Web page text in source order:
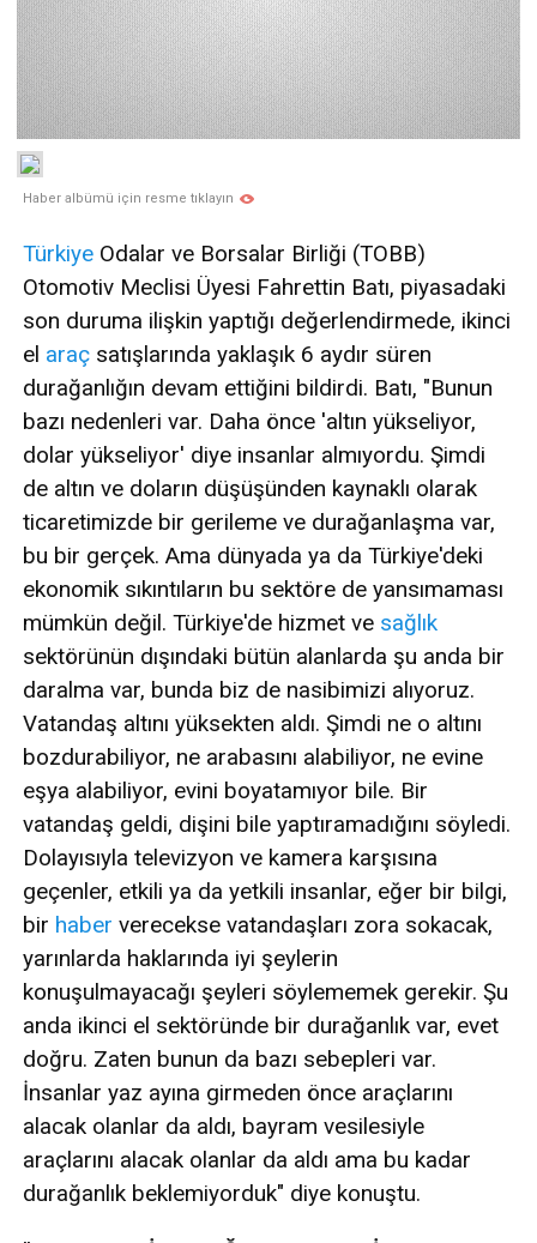
Haber albümü için resme tıklayın
Türkiye Odalar ve Borsalar Birliği (TOBB)
Otomotiv Meclisi Üyesi Fahrettin Batı, piyasadaki
son duruma ilişkin yaptığı değerlendirmede, ikinci
el araç satışlarında yaklaşık 6 aydır süren
durağanlığın devam ettiğini bildirdi. Batı, "Bunun
bazı nedenleri var. Daha önce 'altın yükseliyor,
dolar yükseliyor' diye insanlar almıyordu. Şimdi
de altın ve doların düşüşünden kaynaklı olarak
ticaretimizde bir gerileme ve durağanlaşma var,
bu bir gerçek. Ama dünyada ya da Türkiye'deki
ekonomik sıkıntıların bu sektöre de yansımaması
mümkün değil. Türkiye'de hizmet ve sağlık
sektörünün dışındaki bütün alanlarda şu anda bir
daralma var, bunda biz de nasibimizi alıyoruz.
Vatandaş altını yüksekten aldı. Şimdi ne o altını
bozdurabiliyor, ne arabasını alabiliyor, ne evine
eşya alabiliyor, evini boyatamıyor bile. Bir
vatandaş geldi, dişini bile yaptıramadığını söyledi.
Dolayısıyla televizyon ve kamera karşısına
geçenler, etkili ya da yetkili insanlar, eğer bir bilgi,
bir haber verecekse vatandaşları zora sokacak,
yarınlarda haklarında iyi şeylerin
konuşulmayacağı şeyleri söylememek gerekir. Şu
anda ikinci el sektöründe bir durağanlık var, evet
doğru. Zaten bunun da bazı sebepleri var.
İnsanlar yaz ayına girmeden önce araçlarını
alacak olanlar da aldı, bayram vesilesiyle
araçlarını alacak olanlar da aldı ama bu kadar
durağanlık beklemiyorduk" diye konuştu.